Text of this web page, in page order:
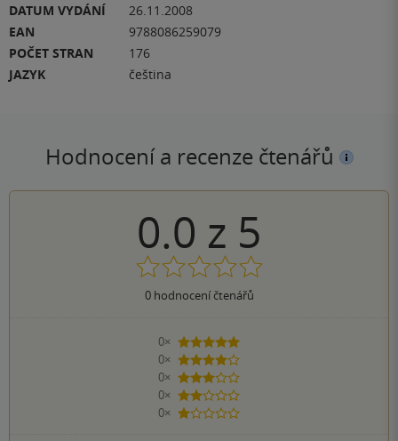
DATUM VYDÁNÍ
26.11.2008
EAN
9788086259079
POČET STRAN
176
JAZYK
čeština
Hodnocení a recenze čtenářů
0.0 z 5
0hodnocení čtenářů
0×
5 hvězdiček
0×
4 hvězdičky
0×
3 hvězdičky
0×
2 hvězdičky
0×
1 hvezdička